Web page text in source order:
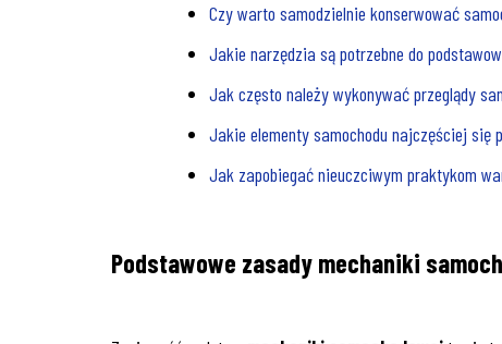
Czy warto samodzielnie konserwować
Jakie narzędzia są potrzebne do
Jak często należy wykonywać przeglądy
Jakie elementy samochodu najczęściej się
Jak zapobiegać nieuczciwym praktykom
Podstawowe zasady mechaniki